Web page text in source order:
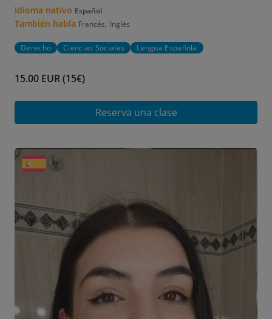
Idioma nativo Español
También habla Francés, Inglés
Derecho Ciencias Sociales Lengua Española
15.00 EUR (15€)
Reserva una clase